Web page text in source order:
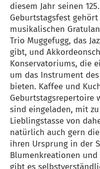
diesem Jahr seinen
Geburtstagsfest
musikalischen
Trio Muggefugg, das
gibt, und
Konservatoriums, die
um das Instrument
bieten. Kaffee und
Geburtstagsrepertoire
sind eingeladen, mit
Lieblingstasse von
natürlich auch gern
ihren Ursprung in der
Blumenkreationen